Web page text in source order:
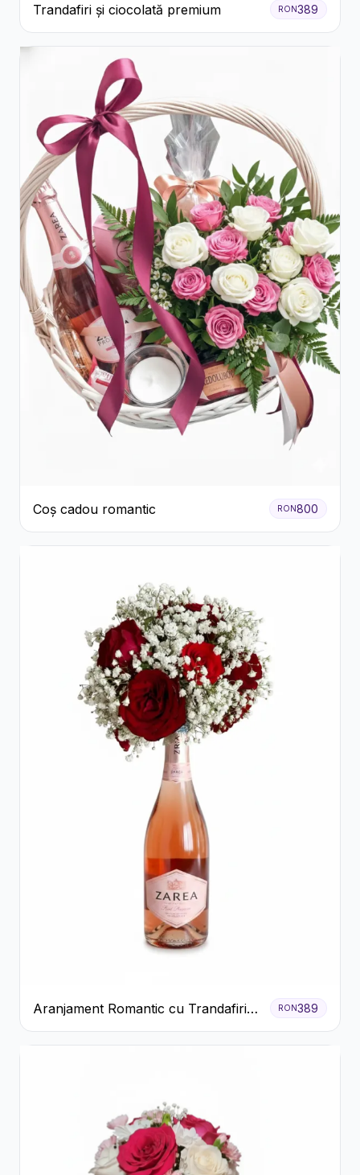
Trandafiri și ciocolată premium RON389
Coș cadou romantic RON800
Aranjament Romantic cu Trandafiri
Roșii și Șampanie rose
RON389